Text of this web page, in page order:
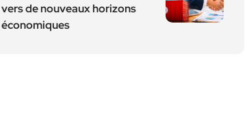
vers de nouveaux horizons
économiques